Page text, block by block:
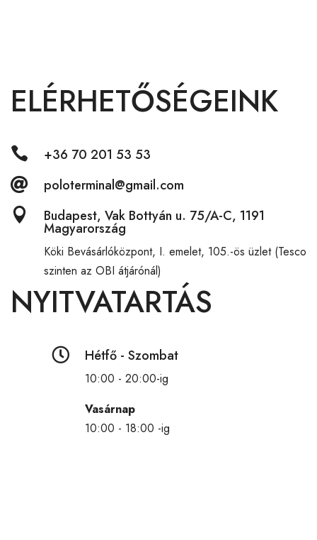
ELÉRHETŐSÉGEINK
 +36 70 201 53 53
 poloterminal@gmail.com
 Budapest, Vak Bottyán u. 75/A-C, 1191
Magyarország
Köki Bevásárlóközpont, I. emelet, 105.-ös üzlet (Tesco
szinten az OBI átjárónál)
NYITVATARTÁS
 Hétfő - Szombat
10:00 - 20:00-ig
Vasárnap
10:00 - 18:00 -ig